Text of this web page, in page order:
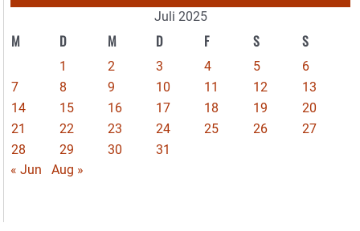
Juli 2025
M D M D F S S
1 2 3 4 5
6
7
8 9 10 11 12
13
14
15 16 17 18 19
20
21
22 23 24 25 26
27
28
29 30
31
« Jun
Aug »